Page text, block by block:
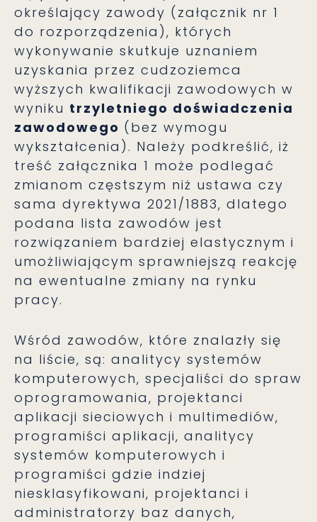
określający zawody (załącznik nr 1
do rozporządzenia), których
wykonywanie skutkuje uznaniem
uzyskania przez cudzoziemca
wyższych kwalifikacji zawodowych w
wyniku trzyletniego doświadczenia
zawodowego (bez wymogu
wykształcenia). Należy podkreślić, iż
treść załącznika 1 może podlegać
zmianom częstszym niż ustawa czy
sama dyrektywa 2021/1883, dlatego
podana lista zawodów jest
rozwiązaniem bardziej elastycznym i
umożliwiającym sprawniejszą reakcję
na ewentualne zmiany na rynku
pracy.
Wśród zawodów, które znalazły się
na liście, są: analitycy systemów
komputerowych, specjaliści do spraw
oprogramowania, projektanci
aplikacji sieciowych i multimediów,
programiści aplikacji, analitycy
systemów komputerowych i
programiści gdzie indziej
niesklasyfikowani, projektanci i
administratorzy baz danych,